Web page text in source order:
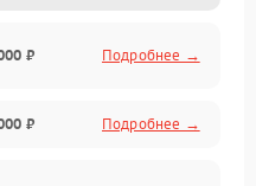
₽ Подробнее →
₽ Подробнее →